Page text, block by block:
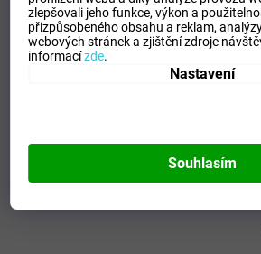
zlepšovali jeho funkce, výkon a
přizpůsobeného obsahu a reklam,
webových stránek a zjištění zdroje
informacízde.
Nastavení
Souhlasím
Mohlo by se vám líbit
Velikost:
S
Pohlaví:
Ženy
Kategorie:
Trika
Volejbal